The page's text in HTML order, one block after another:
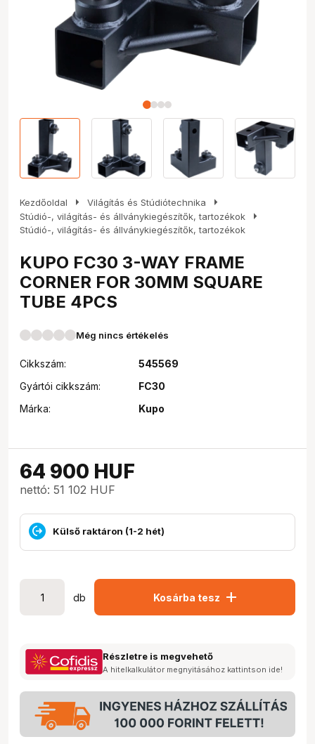
Kezdőoldal arrow_right Világítás és Stúdiótechnika arrow_right
Stúdió-, világítás- és állványkiegészítők, tartozékok arrow_right
Stúdió-, világítás- és állványkiegészítők, tartozékok
KUPO FC30 3-WAY FRAME
CORNER FOR 30MM SQUARE
TUBE 4PCS
Még nincs értékelés
Cikkszám:
545569
Gyártói cikkszám:
FC30
Márka:
Kupo
64 900 HUF
nettó: 51 102 HUF
Külső raktáron (1-2 hét)
db Kosárba tesz add
Részletre is megvehető
A hitelkalkulátor megnyitásához kattintson ide!